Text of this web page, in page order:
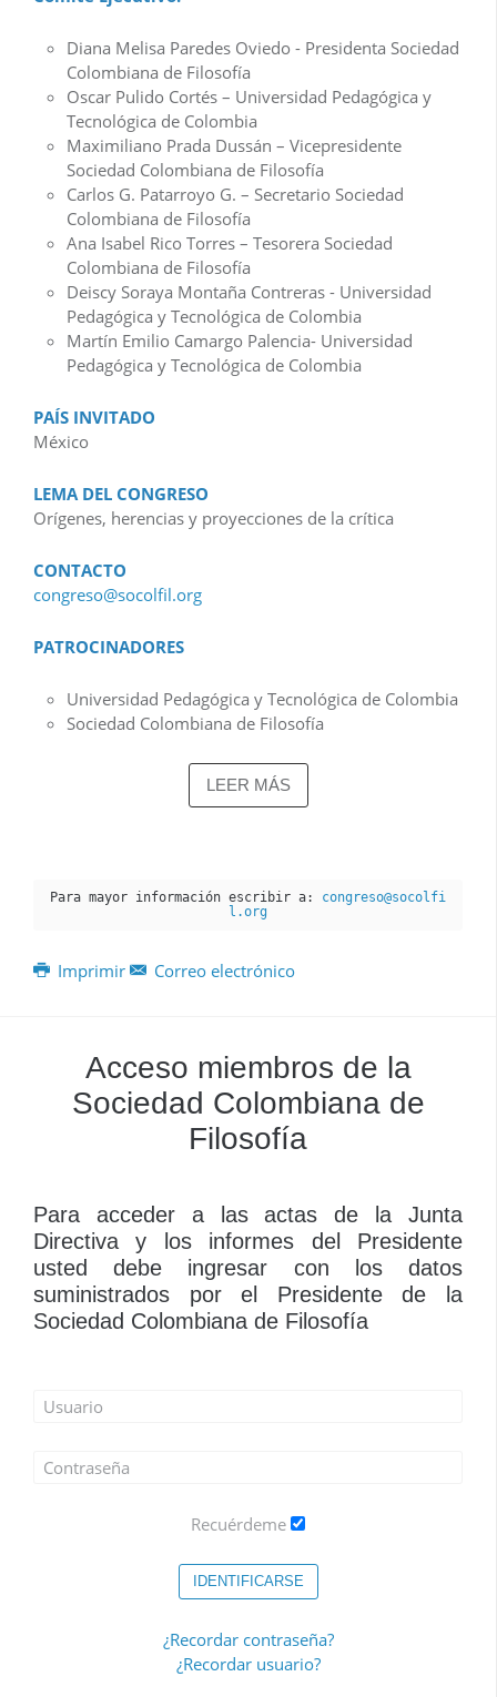
Diana Melisa Paredes Oviedo - Presidenta Sociedad
Colombiana de Filosofía
Oscar Pulido Cortés – Universidad Pedagógica y
Tecnológica de Colombia
Maximiliano Prada Dussán – Vicepresidente
Sociedad Colombiana de Filosofía
Carlos G. Patarroyo G. – Secretario Sociedad
Colombiana de Filosofía
Ana Isabel Rico Torres – Tesorera Sociedad
Colombiana de Filosofía
Deiscy Soraya Montaña Contreras - Universidad
Pedagógica y Tecnológica de Colombia
Martín Emilio Camargo Palencia- Universidad
Pedagógica y Tecnológica de Colombia
PAÍS INVITADO
México
LEMA DEL CONGRESO
Orígenes, herencias y proyecciones de la crítica
CONTACTO
congreso@socolfil.org
PATROCINADORES
Universidad Pedagógica y Tecnológica de Colombia
Sociedad Colombiana de Filosofía
LEER MÁS
Para mayor información escribir a: congreso@socolfi
l.org
Imprimir Correo electrónico
Acceso miembros de la
Sociedad Colombiana de
Filosofía
Para acceder a las actas de la Junta
Directiva y los informes del Presidente
usted debe ingresar con los datos
suministrados por el Presidente de la
Sociedad Colombiana de Filosofía
Recuérdeme
IDENTIFICARSE
¿Recordar contraseña?
¿Recordar usuario?